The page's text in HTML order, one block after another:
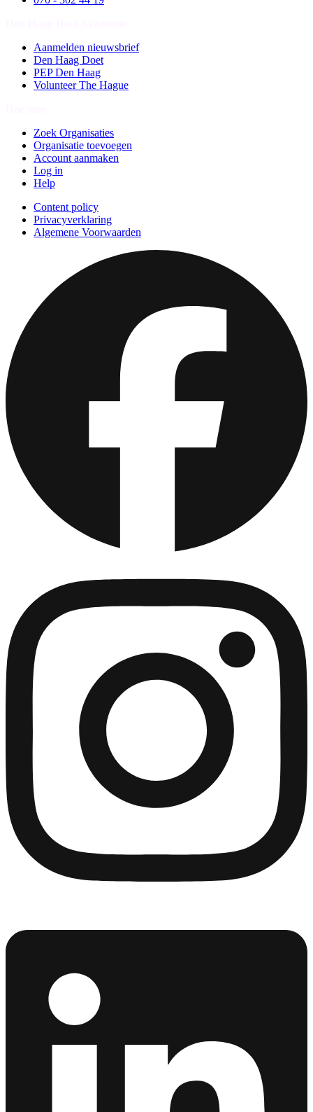
Aanmelden nieuwsbrief
Den Haag Doet
PEP Den Haag
Volunteer The Hague
Zoek Organisaties
Organisatie toevoegen
Account aanmaken
Log in
Help
Content policy
Privacyverklaring
Algemene Voorwaarden